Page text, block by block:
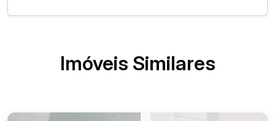
Imóveis Similares